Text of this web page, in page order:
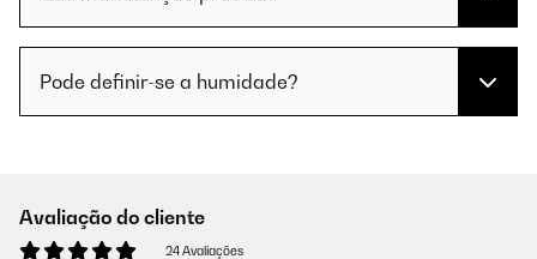
Pode definir-se a humidade?
Avaliação do cliente
24 Avaliações